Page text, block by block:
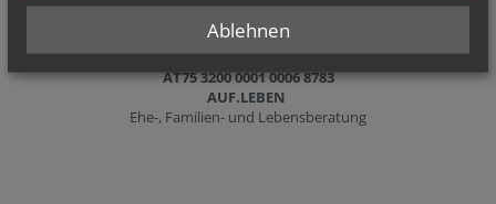
IBAN:
AT75 3200 0001 0006 8783
AUF.LEBEN
Ehe-, Familien- und Lebensberatung
Ablehnen